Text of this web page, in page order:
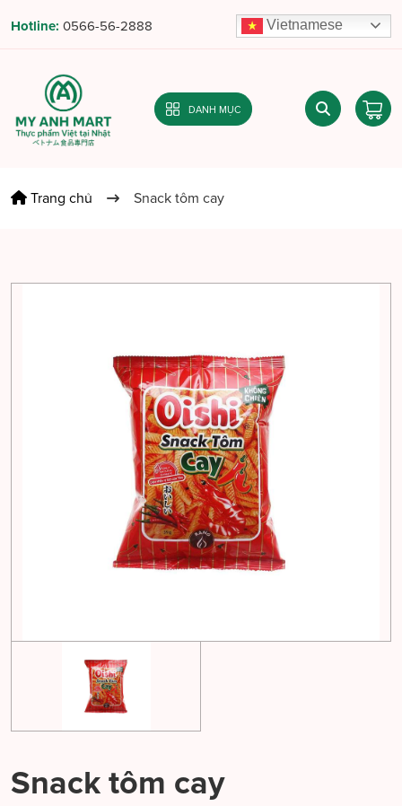
Hotline: 0566-56-2888 Vietnamese
DANH MỤC
Trang chủ Snack tôm cay
Snack tôm cay